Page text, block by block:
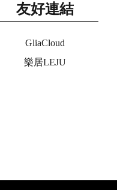
友好連結
GliaCloud
樂居LEJU